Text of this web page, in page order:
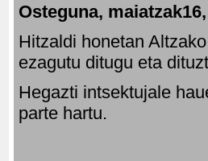
Osteguna,
Hitzaldi honetan
ezagutu ditugu eta
Hegazti intsektujale
parte hartu.